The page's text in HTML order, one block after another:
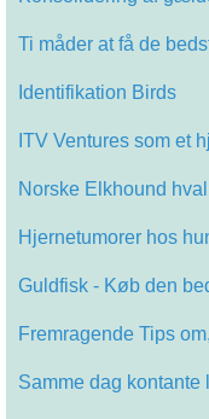
Ti måder at få de
Identifikation Birds
ITV Ventures som et
Norske Elkhound
Hjernetumorer hos
Guldfisk - Køb den
Fremragende Tips
Samme dag